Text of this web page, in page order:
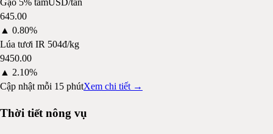
Gạo 5% tấmUSD/tấn
645.00
▲ 0.80%
Lúa tươi IR 504đ/kg
9450.00
▲ 2.10%
Cập nhật mỗi 15 phútXem chi tiết →
Thời tiết nông vụ